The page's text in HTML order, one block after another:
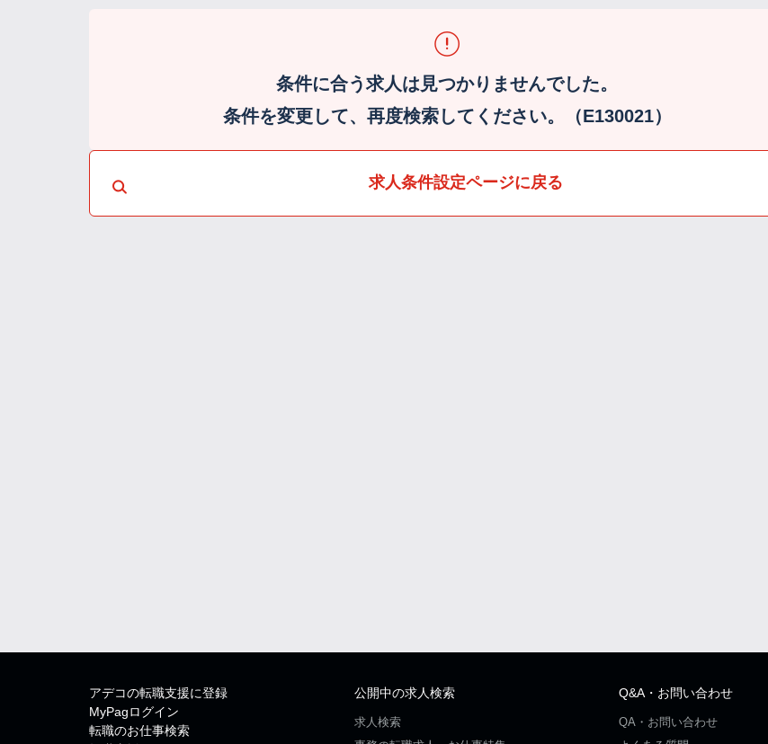
条件に合う求人は見つかりませんでした。
条件を変更して、再度検索してください。（E130021）
求人条件設定ページに戻る
アデコの転職支援に登録
MyPagログイン
転職のお仕事検索
公開中の求人検索
求人検索
Q&A・お問い合わせ
QA・お問い合わせ